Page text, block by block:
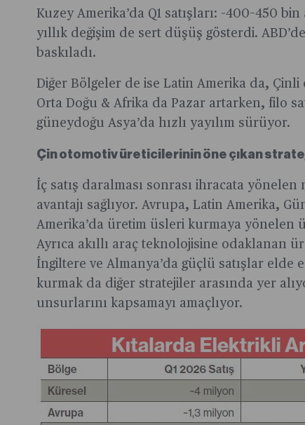
Kuzey Amerika’da Q1 satışları: ~400–450
yıllık değişim de sert düşüş gösterdi.
baskıladı.
Diğer Bölgeler de ise Latin Amerika da,
Orta Doğu & Afrika da Pazar artarken, filo
güneydoğu Asya’da hızlı yayılım sürüyor.
Çin otomotiv üreticilerinin öne çıkan
İç satış daralması sonrası ihracata
avantajı sağlıyor. Avrupa, Latin Amerika,
Amerika’da üretim üsleri kurmaya yönelen
Ayrıca akıllı araç teknolojisine odaklanan
İngiltere ve Almanya’da güçlü satışlar elde
kurmak da diğer stratejiler arasında yer
unsurlarını kapsamayı amaçlıyor.